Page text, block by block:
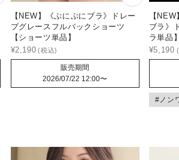
【NEW】《ぷにぷにブラ》ドレー
プグレースフルバックショーツ
【ショーツ単品】
¥2,190
販売期間
2026/07/22 12:00〜
【
ブラ》
ラ単品】
¥5,190
#ノン